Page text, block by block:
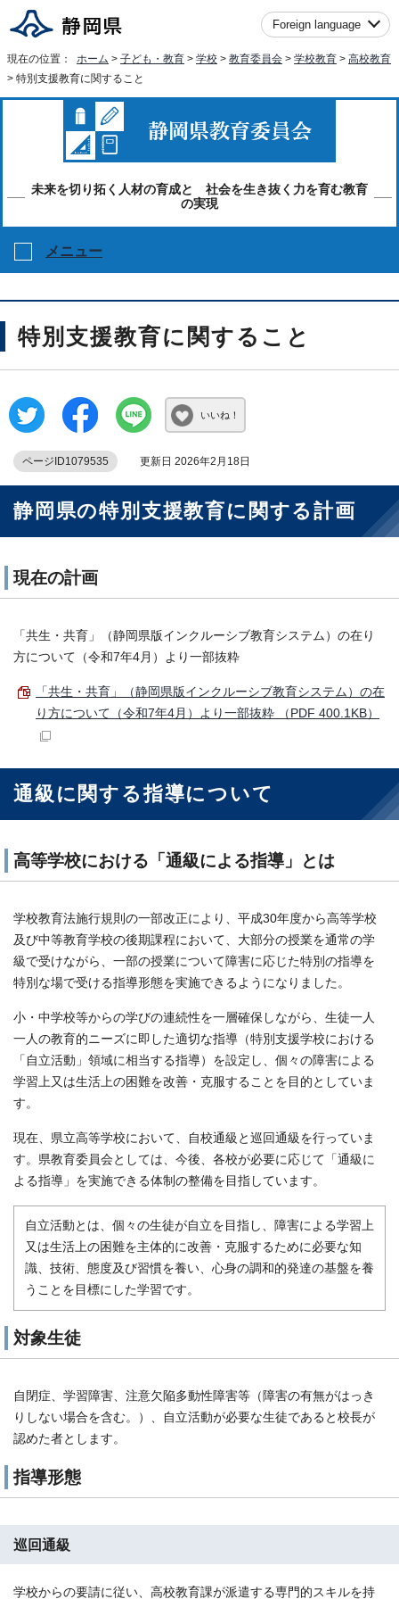
Foreign language
現在の位置： ホーム > 子ども・教育 > 学校 > 教育委員会 > 学校教育 > 高校教育
> 特別支援教育に関すること
未来を切り拓く人材の育成と 社会を生き抜く力を育む教育
の実現
メニュー
特別支援教育に関すること
いいね！
ページID1079535 更新日 2026年2月18日
静岡県の特別支援教育に関する計画
現在の計画
「共生・共育」（静岡県版インクルーシブ教育システム）の在り
方について（令和7年4月）より一部抜粋
「共生・共育」（静岡県版インクルーシブ教育システム）の在
り方について（令和7年4月）より一部抜粋 （PDF 400.1KB）
通級に関する指導について
高等学校における「通級による指導」とは
学校教育法施行規則の一部改正により、平成30年度から高等学校
及び中等教育学校の後期課程において、大部分の授業を通常の学
級で受けながら、一部の授業について障害に応じた特別の指導を
特別な場で受ける指導形態を実施できるようになりました。
小・中学校等からの学びの連続性を一層確保しながら、生徒一人
一人の教育的ニーズに即した適切な指導（特別支援学校における
「自立活動」領域に相当する指導）を設定し、個々の障害による
学習上又は生活上の困難を改善・克服することを目的としていま
す。
現在、県立高等学校において、自校通級と巡回通級を行っていま
す。県教育委員会としては、今後、各校が必要に応じて「通級に
よる指導」を実施できる体制の整備を目指しています。
自立活動とは、個々の生徒が自立を目指し、障害による学習上
又は生活上の困難を主体的に改善・克服するために必要な知
識、技術、態度及び習慣を養い、心身の調和的発達の基盤を養
うことを目標にした学習です。
対象生徒
自閉症、学習障害、注意欠陥多動性障害等（障害の有無がはっき
りしない場合を含む。）、自立活動が必要な生徒であると校長が
認めた者とします。
指導形態
巡回通級
学校からの要請に従い、高校教育課が派遣する専門的スキルを持